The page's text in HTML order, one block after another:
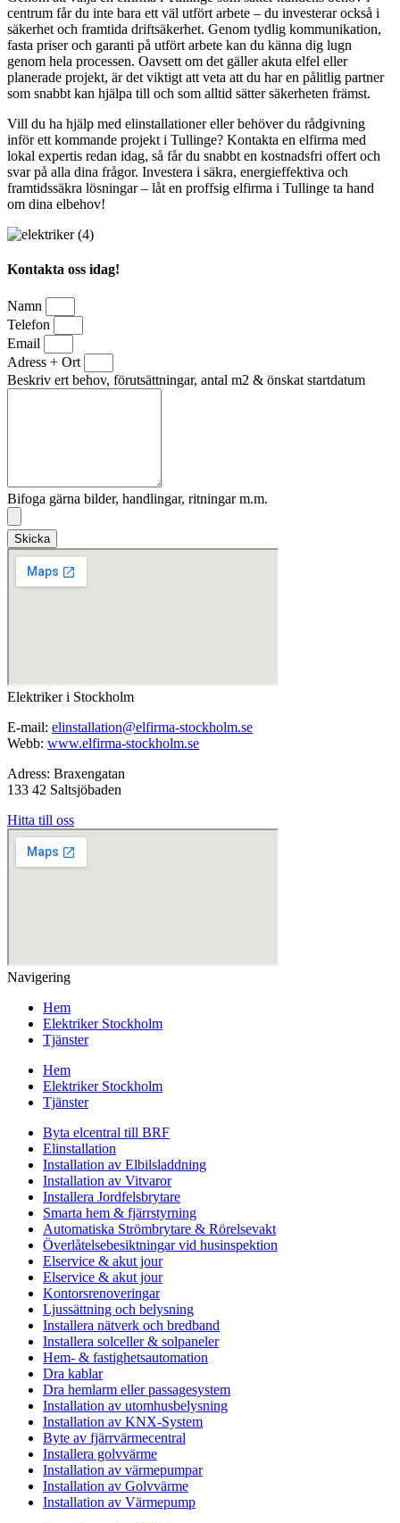
centrum får du inte bara ett väl utfört arbete – du investerar också i
säkerhet och framtida driftsäkerhet. Genom tydlig kommunikation,
fasta priser och garanti på utfört arbete kan du känna dig lugn
genom hela processen. Oavsett om det gäller akuta elfel eller
planerade projekt, är det viktigt att veta att du har en pålitlig partner
som snabbt kan hjälpa till och som alltid sätter säkerheten främst.
Vill du ha hjälp med elinstallationer eller behöver du rådgivning
inför ett kommande projekt i Tullinge? Kontakta en elfirma med
lokal expertis redan idag, så får du snabbt en kostnadsfri offert och
svar på alla dina frågor. Investera i säkra, energieffektiva och
framtidssäkra lösningar – låt en proffsig elfirma i Tullinge ta hand
om dina elbehov!
Kontakta oss idag!
Namn
Telefon
Email
Adress + Ort
Beskriv ert behov, förutsättningar, antal m2 & önskat startdatum
Bifoga gärna bilder, handlingar, ritningar m.m.
Skicka
Elektriker i Stockholm
E-mail: elinstallation@elfirma-stockholm.se
Webb: www.elfirma-stockholm.se
Adress: Braxengatan
133 42 Saltsjöbaden
Hitta till oss
Navigering
Hem
Elektriker Stockholm
Tjänster
Hem
Elektriker Stockholm
Tjänster
Byta elcentral till BRF
Elinstallation
Installation av Elbilsladdning
Installation av Vitvaror
Installera Jordfelsbrytare
Smarta hem & fjärrstyrning
Automatiska Strömbrytare & Rörelsevakt
Överlåtelsebesiktningar vid husinspektion
Elservice & akut jour
Elservice & akut jour
Kontorsrenoveringar
Ljussättning och belysning
Installera nätverk och bredband
Installera solceller & solpaneler
Hem- & fastighetsautomation
Dra kablar
Dra hemlarm eller passagesystem
Installation av utomhusbelysning
Installation av KNX-System
Byte av fjärrvärmecentral
Installera golvvärme
Installation av värmepumpar
Installation av Golvvärme
Installation av Värmepump